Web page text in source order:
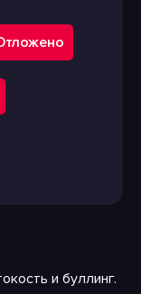
и буллинг.